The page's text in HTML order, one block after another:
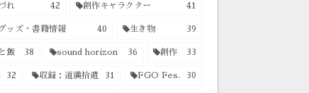
れ 42 創作キャラクター 41
ッズ・書籍情報 40 生き物 39
飯 38 sound horizon 36 創作 33
32 収録：道満拾遺 31 FGO Fes. 30